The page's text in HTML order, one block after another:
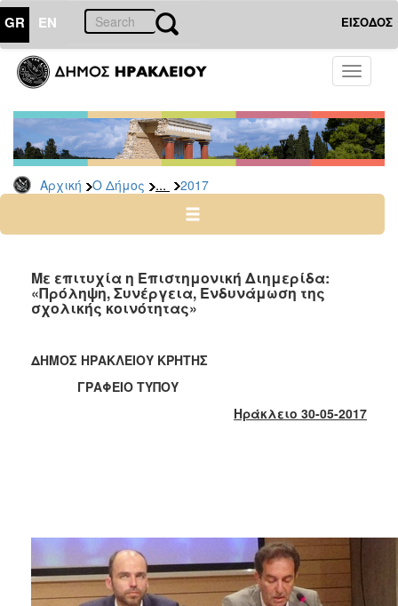
GR EN ΕΙΣΟΔΟΣ
Toggle
Αρχική Ο Δήμος ... 2017
ΔΗΜΟΣ
Δελτία
Τύπου
Αρχείο
2026
2024
2022
2021
2012
2011
2010
Με επιτυχία η Επιστημονική Διημερίδα:
«Πρόληψη, Συνέργεια, Ενδυνάμωση της
σχολικής κοινότητας»
ΔΗΜΟΣ ΗΡΑΚΛΕΙΟΥ ΚΡΗΤΗΣ
ΓΡΑΦΕΙΟ ΤΥΠΟΥ
Ηράκλειο 30-05-2017